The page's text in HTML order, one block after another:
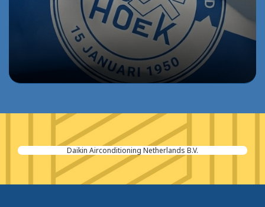
Daikin Airconditioning Netherlands B.V.